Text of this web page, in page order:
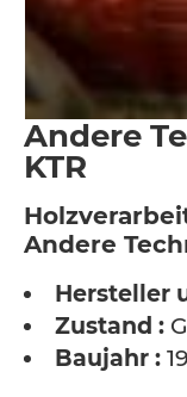
Andere
KTR
Andere
Hersteller
Zustand :
Baujahr :